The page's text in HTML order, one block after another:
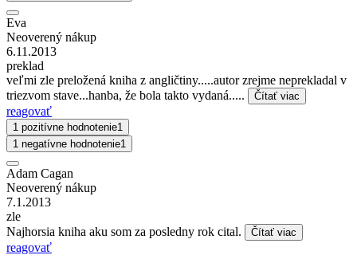
Eva
Neoverený nákup
6.11.2013
preklad
veľmi zle preložená kniha z angličtiny.....autor zrejme neprekladal v
triezvom stave...hanba, že bola takto vydaná.....
Čítať viac
reagovať
1 pozitívne hodnotenie1
1 negatívne hodnotenie1
Adam Cagan
Neoverený nákup
7.1.2013
zle
Najhorsia kniha aku som za posledny rok cital.
Čítať viac
reagovať